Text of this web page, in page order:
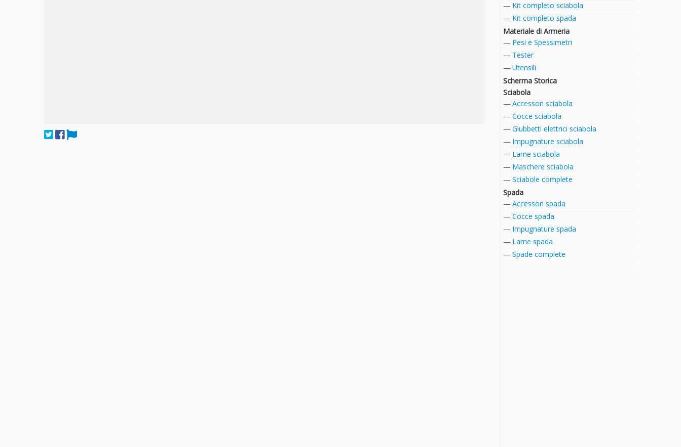
Kit completo sciabola
Kit completo spada
Materiale di Armeria
Pesi e Spessimetri
Tester
Utensili
Scherma Storica
Sciabola
Accessori sciabola
Cocce sciabola
Giubbetti elettrici sciabola
Impugnature sciabola
Lame sciabola
Maschere sciabola
Sciabole complete
Spada
Accessori spada
Cocce spada
Impugnature spada
Lame spada
Spade complete